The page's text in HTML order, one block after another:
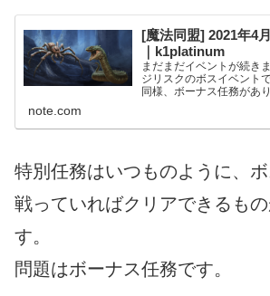
[魔法同盟] 2021年4
｜k1platinum
まだまだイベントが続き
ジリスクのボスイベント
同様、ボーナス任務があ
が同日程で開催され...
note.com
特別任務はいつものように、
戦っていればクリアできるも
す。
問題はボーナス任務です。